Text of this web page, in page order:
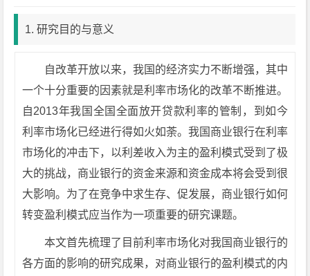
1. 研究目的与意义
自改革开放以来，我国的经济实力不断增强，其中
一个十分重要的因素就是利率市场化的改革不断推进。
自2013年我国全国全面放开贷款利率的管制，到如今
利率市场化已经进行得如火如荼。我国商业银行在利率
市场化的冲击下，以利差收入为主的盈利模式受到了极
大的挑战，商业银行的资金来源和资金成本将会受到很
大影响。为了在竞争中求生存、促发展，商业银行如何
转变盈利模式应当作为一项重要的研究课题。
本文首先梳理了目前利率市场化对我国商业银行的
各方面的影响的研究成果，对商业银行的盈利模式的内